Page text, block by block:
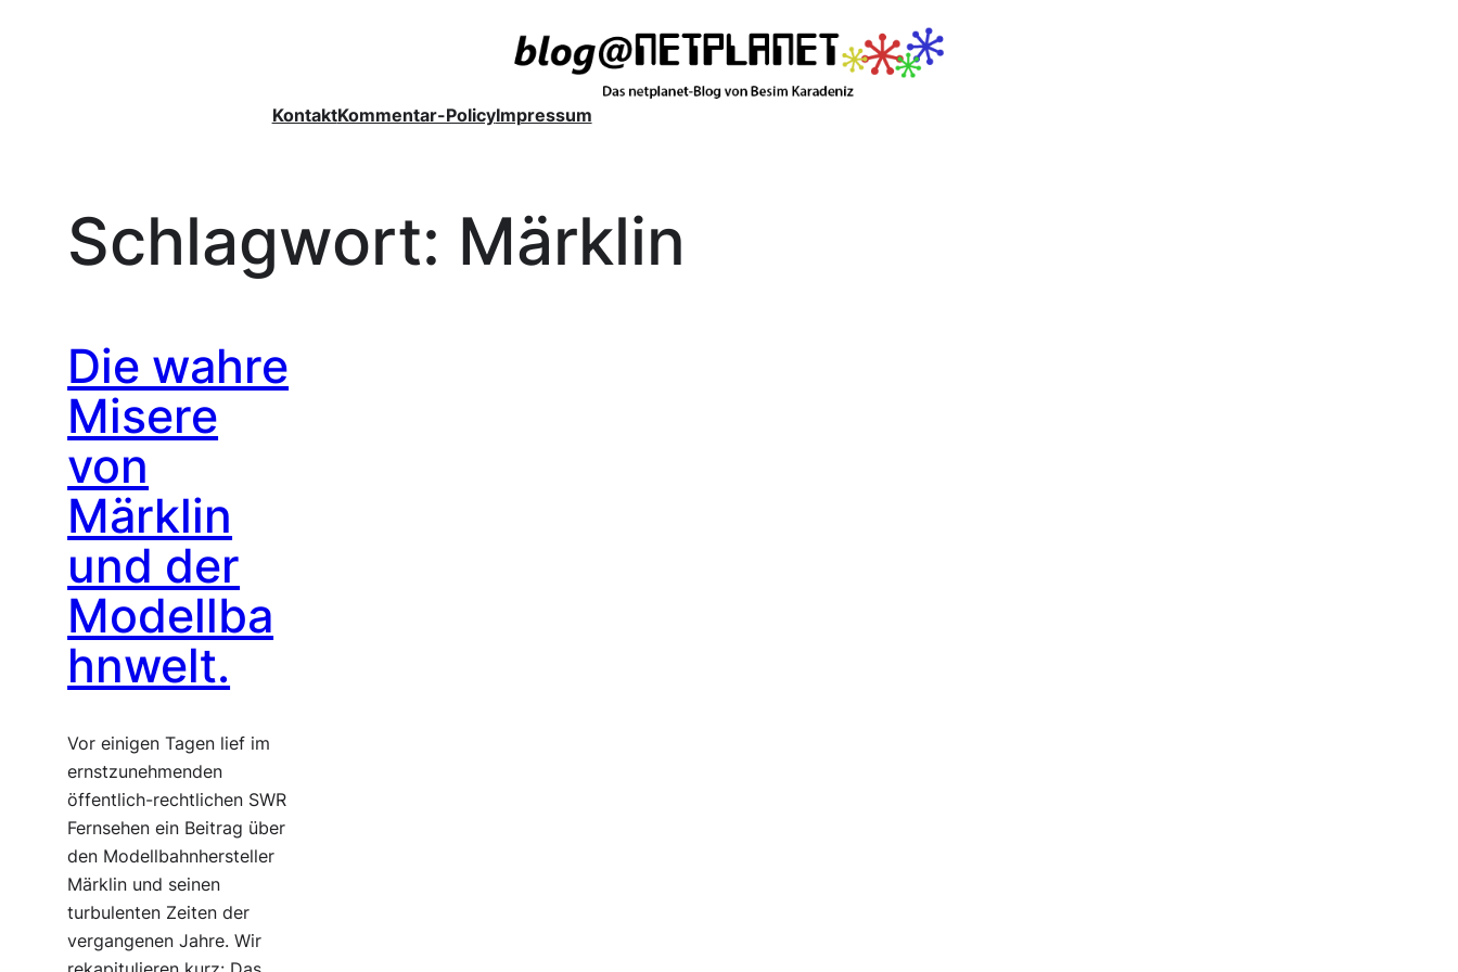
KontaktKommentar-PolicyImpressum
Schlagwort: Märklin
Die wahre
Misere
von
Märklin
und der
Modellba
hnwelt.
Vor einigen Tagen lief im
ernstzunehmenden
öffentlich-rechtlichen SWR
Fernsehen ein Beitrag über
den Modellbahnhersteller
Märklin und seinen
turbulenten Zeiten der
vergangenen Jahre. Wir